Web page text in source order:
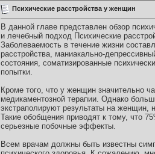
Психические расстройства у женщин
В данной главе представлен обзор
и лечебный подход Психические
Заболеваемость в течение жизни
расстройства, маниакально-
состояния, соматизированные
попытки.
Кроме того, что у женщин значительно
медикаментозной терапии. Однако
экстраполируют результаты на женщин,
Такие обобщения приводят к тому, что
серьезные побочные эффекты.
Всем врачам должны быть известны